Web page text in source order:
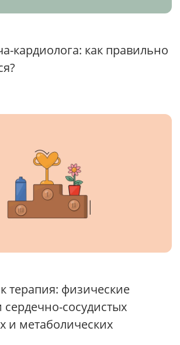
кардиолога: как правильно
терапия: физические
сердечно-сосудистых
и метаболических